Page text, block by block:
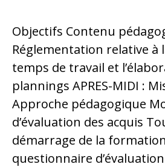
Objectifs Contenu
Réglementation relative à
temps de travail et
plannings APRES-MIDI :
Approche pédagogique
d’évaluation des acquis
démarrage de la
questionnaire